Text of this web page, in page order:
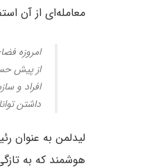
معامله‌ای از آن
امروزه
از پیش
افراد و
داشتن